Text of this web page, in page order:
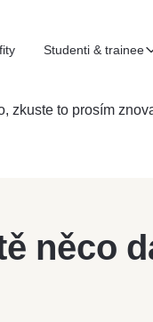
Studenti & trainee
zkuste to prosím
něco